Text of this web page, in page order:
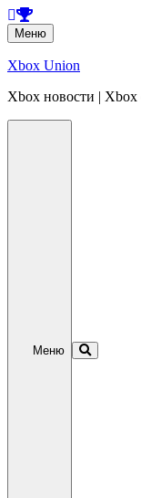
Меню Перейти
к
содержанию
Xbox Union
Xbox новости | Xbox
Меню